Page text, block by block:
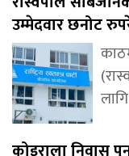
उम्मेदवार छनोट